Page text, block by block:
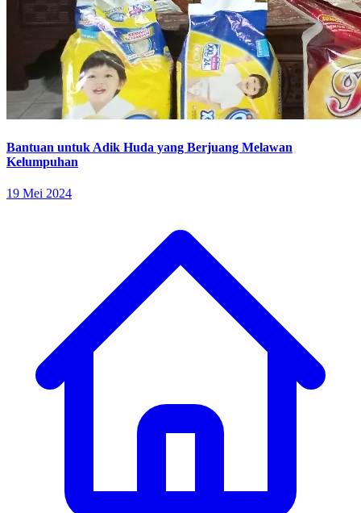
Bantuan untuk Adik Huda yang Berjuang Melawan
Kelumpuhan
19 Mei 2024